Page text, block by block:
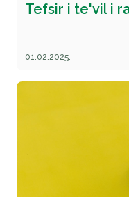
Tefsir i te'vil i
01.02.2025.